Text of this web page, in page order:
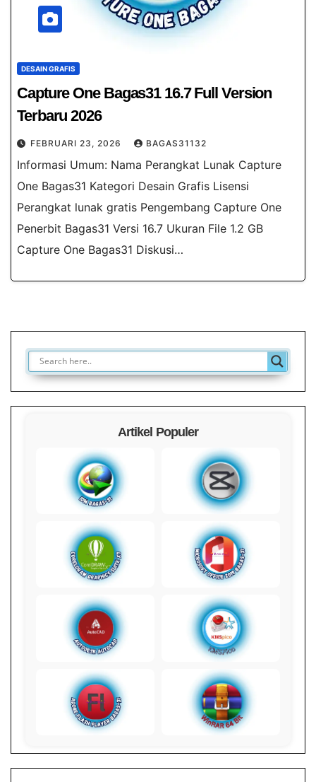
DESAIN GRAFIS
Capture One Bagas31​ 16.7 Full Version
Terbaru 2026
FEBRUARI 23, 2026 BAGAS31132
Informasi Umum: Nama Perangkat Lunak Capture
One Bagas31​ Kategori Desain Grafis Lisensi
Perangkat lunak gratis Pengembang Capture One
Penerbit Bagas31 Versi 16.7 Ukuran File 1.2 GB
Capture One Bagas31​ Diskusi…
Artikel Populer